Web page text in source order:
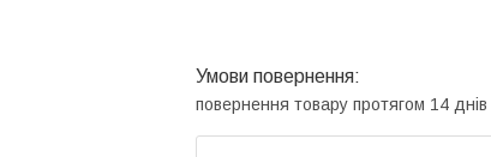
повернення товару протягом 14 днів